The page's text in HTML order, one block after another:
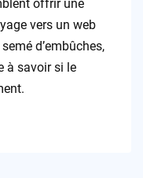
offrir une
vers un web
d’embûches,
à savoir si le